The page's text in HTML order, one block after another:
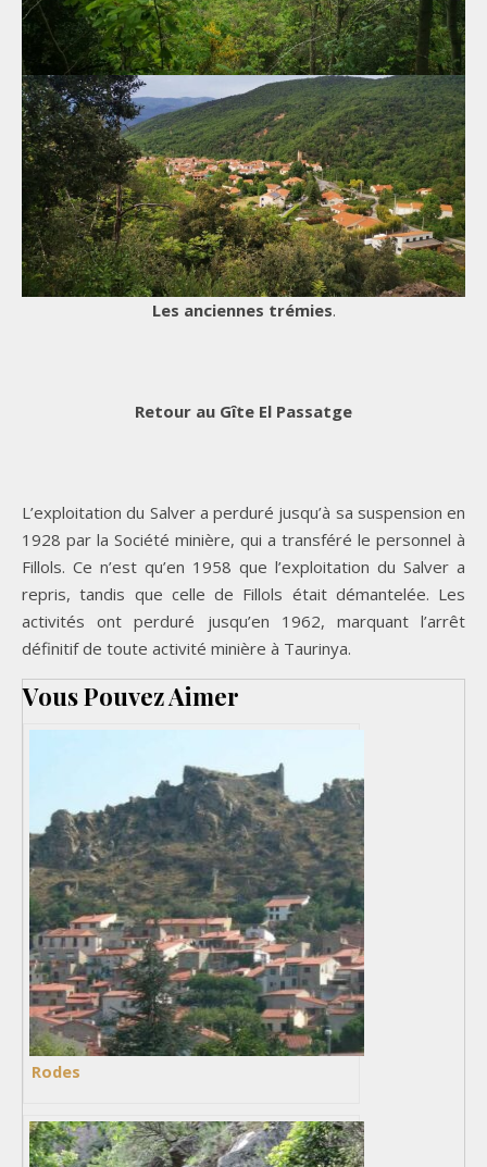
Les anciennes trémies.
Retour au Gîte El Passatge
L’exploitation du Salver a perduré jusqu’à sa suspension en
1928 par la Société minière, qui a transféré le personnel à
Fillols. Ce n’est qu’en 1958 que l’exploitation du Salver a
repris, tandis que celle de Fillols était démantelée. Les
activités ont perduré jusqu’en 1962, marquant l’arrêt
définitif de toute activité minière à Taurinya.
Vous Pouvez Aimer
Rodes